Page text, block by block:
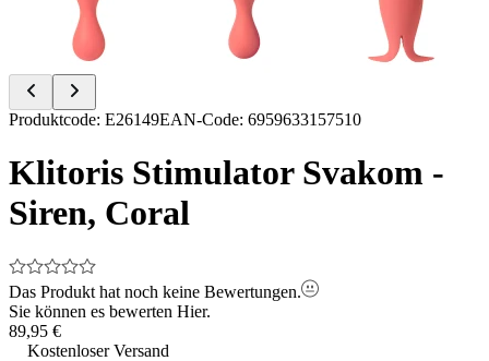
Item
of
Produktcode: E26149EAN-Code: 6959633157510
Klitoris Stimulator Svakom -
Siren, Coral
Das Produkt hat noch keine Bewertungen.
Sie können es bewerten Hier.
89,95 €
Kostenloser Versand